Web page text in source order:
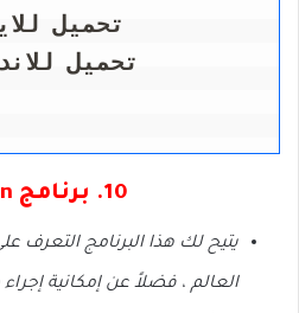
تحميل
تحميل
10. برنامج Tantan
يتيح لك هذا البرنامج التعرف
العالم ، فضلاً عن إمكانية